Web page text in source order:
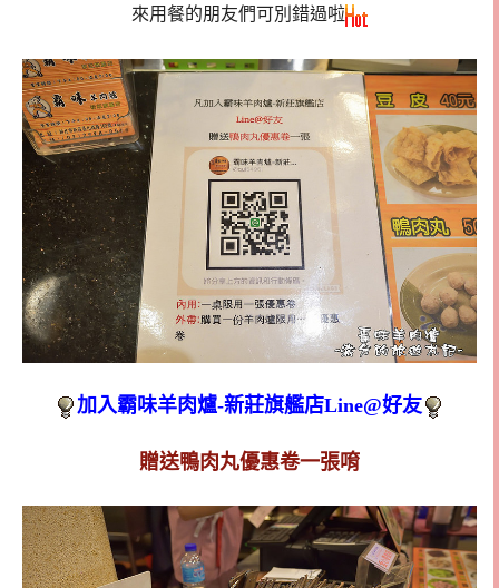
來用餐的朋友們可別錯過啦
加入霸味羊肉爐-新莊旗艦店Line@好友
贈送鴨肉丸優惠卷一張唷